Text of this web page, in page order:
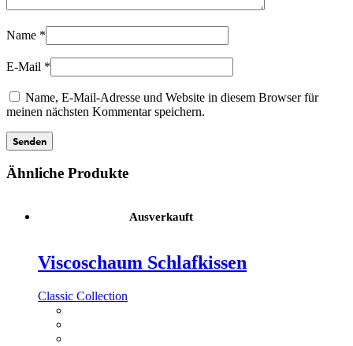
Name *
E-Mail *
Name, E-Mail-Adresse und Website in diesem Browser für
meinen nächsten Kommentar speichern.
Ähnliche Produkte
Ausverkauft
Viscoschaum Schlafkissen
Classic Collection